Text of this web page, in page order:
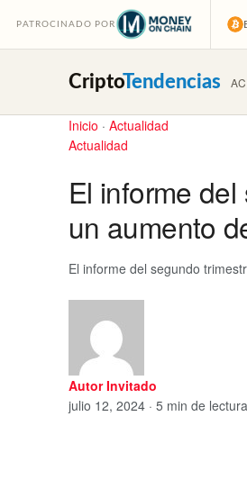
PATROCINADO POR
CriptoTendencias
Inicio · Actualidad
Actualidad
El informe
un aumento
El informe del segundo
Autor Invitado
julio 12, 2024 · 5 min de lectura